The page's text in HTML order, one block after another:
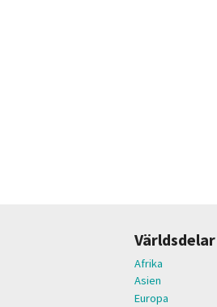
Världsdelar
Afrika
Asien
Europa